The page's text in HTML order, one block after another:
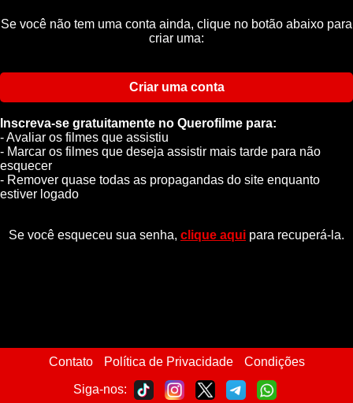
Se você não tem uma conta ainda, clique no botão abaixo para
criar uma:
Criar uma conta
Inscreva-se gratuitamente no Querofilme para:
- Avaliar os filmes que assistiu
- Marcar os filmes que deseja assistir mais tarde para não
esquecer
- Remover quase todas as propagandas do site enquanto
estiver logado
Se você esqueceu sua senha, clique aqui para recuperá-la.
Contato Política de Privacidade Condições
Siga-nos: